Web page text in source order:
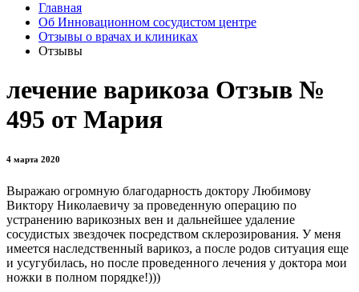
Главная
Об Инновационном сосудистом центре
Отзывы о врачах и клиниках
Отзывы
лечение варикоза Отзыв №
495 от Мария
4 марта 2020
Выражаю огромную благодарность доктору Любимову
Виктору Николаевичу за проведенную операцию по
устранению варикозных вен и дальнейшее удаление
сосудистых звездочек посредством склерозирования. У меня
имеется наследственный варикоз, а после родов ситуация еще
и усугубилась, но после проведенного лечения у доктора мои
ножки в полном порядке!)))